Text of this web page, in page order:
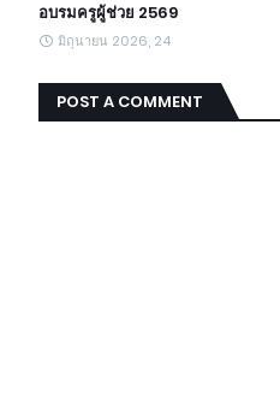
อบรมครูผู้ช่วย 2569
มิถุนายน 2026, 24
POST A COMMENT